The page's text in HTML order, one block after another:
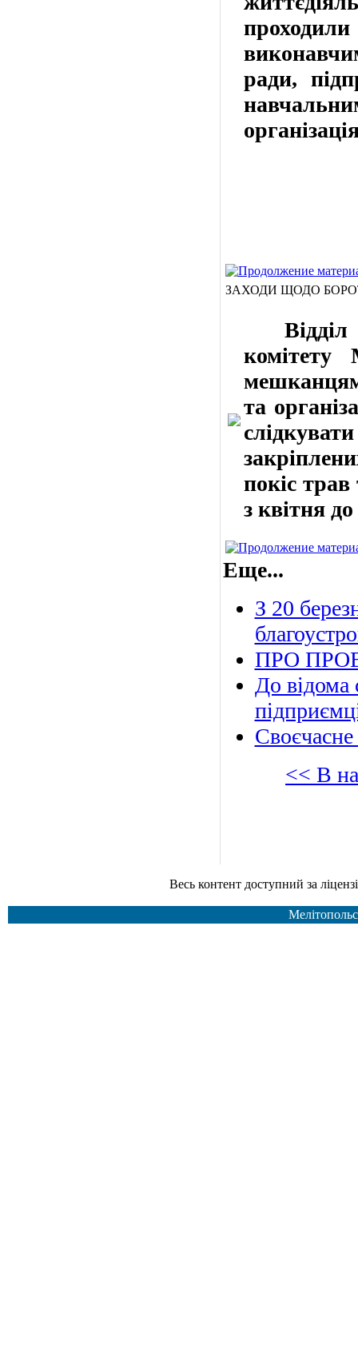
проходили
ради,
ЗАХОДИ ЩОДО
Відділ з
комітету
та
покіс
з квітня
Еще...
З 20
ПРО
До відома
Своєчасне
<< В
Весь контент доступний за ліцензією Creative